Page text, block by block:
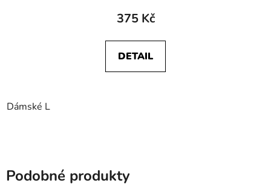
375 Kč
DETAIL
Dámské L
Podobné produkty